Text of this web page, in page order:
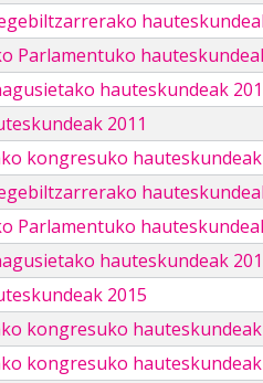
Parlamentuko
hauteskundeak
2011
kongresuko hauteskundeak
Parlamentuko
hauteskundeak
2015
kongresuko
kongresuko